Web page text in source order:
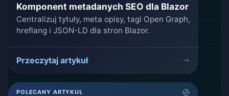
Komponent metadanych SEO dla Blazor
Centralizuj tytuły, meta opisy, tagi Open Graph,
hreflang i JSON-LD dla stron Blazor.
Przeczytaj artykuł
POLECANY ARTYKUŁ